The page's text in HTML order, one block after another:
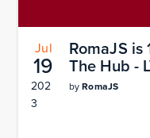
Jul
19
202
3
RomaJS is
The Hub -
byRomaJS